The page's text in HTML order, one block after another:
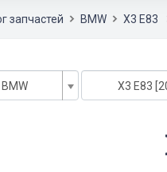
запчастей BMW X3 E83
BMW X3 E83